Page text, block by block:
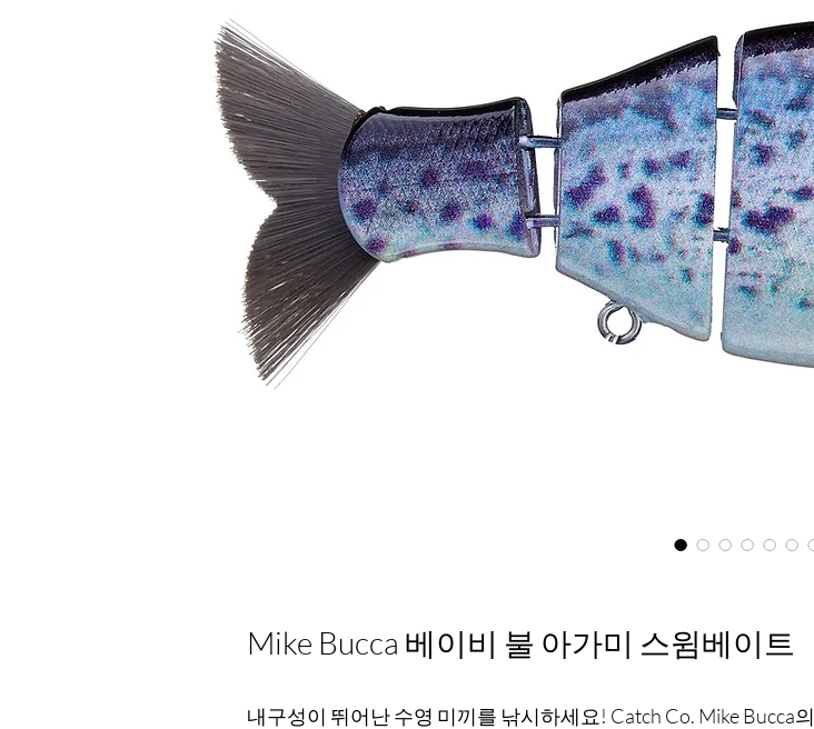
Mike Bucca 베이비 불 아가미 스윔베이트
내구성이 뛰어난 수영 미끼를 낚시하세요! Catch Co. Mike Bucca의